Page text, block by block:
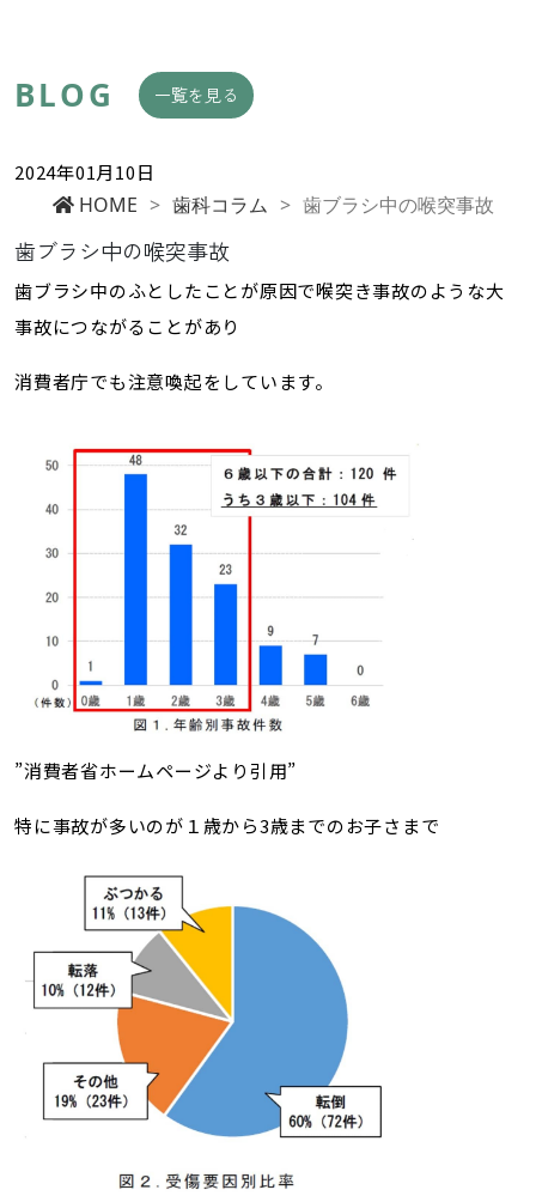
BLOG 一覧を見る
2024年01月10日
HOME > 歯科コラム > 歯ブラシ中の喉突事故
歯ブラシ中の喉突事故
歯ブラシ中のふとしたことが原因で喉突き事故のような大
事故につながることがあり
消費者庁でも注意喚起をしています。
”消費者省ホームページより引用”
特に事故が多いのが１歳から3歳までのお子さまで